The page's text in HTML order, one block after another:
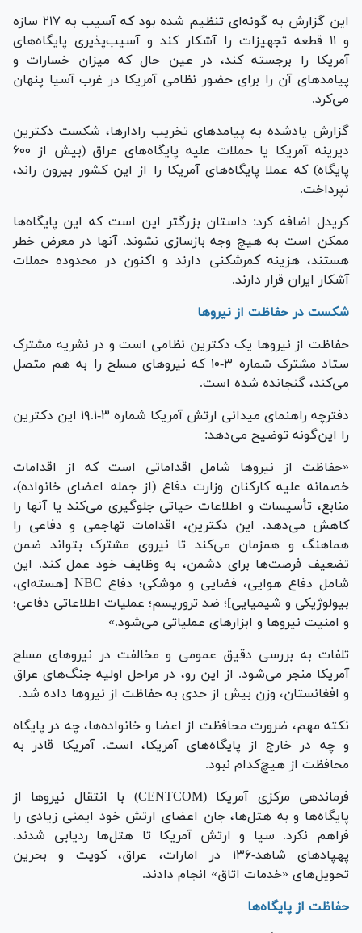
این گزارش به گونه‌ای تنظیم شده بود که آسیب به ۲۱۷ سازه
و ۱۱ قطعه تجهیزات را آشکار کند و آسیب‌پذیری پایگاه‌های
آمریکا را برجسته کند، در عین حال که میزان خسارات و
پیامد‌های آن را برای حضور نظامی آمریکا در غرب آسیا پنهان
می‌کرد.
گزارش یادشده به پیامد‌های تخریب رادارها، شکست دکترین
دیرینه آمریکا یا حملات علیه پایگاه‌های عراق (بیش از ۶۰۰
پایگاه) که عملا پایگاه‌های آمریکا را از این کشور بیرون راند،
نپرداخت.
کریدل اضافه کرد: داستان بزرگتر این است که این پایگاه‌ها
ممکن است به هیچ وجه بازسازی نشوند. آنها در معرض خطر
هستند، هزینه کمرشکنی دارند و اکنون در محدوده حملات
آشکار ایران قرار دارند.
شکست در حفاظت از نیرو‌ها
حفاظت از نیرو‌ها یک دکترین نظامی است و در نشریه مشترک
ستاد مشترک شماره ۳-۱۰ که نیرو‌های مسلح را به هم متصل
می‌کند، گنجانده شده است.
دفترچه راهنمای میدانی ارتش آمریکا شماره ۳-۱۹.۱ این دکترین
را این‌گونه توضیح می‌دهد:
«حفاظت از نیرو‌ها شامل اقداماتی است که از اقدامات
خصمانه علیه کارکنان وزارت دفاع (از جمله اعضای خانواده)،
منابع، تأسیسات و اطلاعات حیاتی جلوگیری می‌کند یا آنها را
کاهش می‌دهد. این دکترین، اقدامات تهاجمی و دفاعی را
هماهنگ و همزمان می‌کند تا نیروی مشترک بتواند ضمن
تضعیف فرصت‌ها برای دشمن، به وظایف خود عمل کند. این
شامل دفاع هوایی، فضایی و موشکی؛ دفاع NBC [هسته‌ای،
بیولوژیکی و شیمیایی]؛ ضد تروریسم؛ عملیات اطلاعاتی دفاعی؛
و امنیت نیرو‌ها و ابزار‌های عملیاتی می‌شود.»
تلفات به بررسی دقیق عمومی و مخالفت در نیرو‌های مسلح
آمریکا منجر می‌شود. از این رو، در مراحل اولیه جنگ‌های عراق
و افغانستان، وزن بیش از حدی به حفاظت از نیرو‌ها داده شد.
نکته مهم، ضرورت محافظت از اعضا و خانواده‌ها، چه در پایگاه
و چه در خارج از پایگاه‌های آمریکا، است. آمریکا قادر به
محافظت از هیچ‌کدام نبود.
فرماندهی مرکزی آمریکا (CENTCOM) با انتقال نیرو‌ها از
پایگاه‌ها و به هتل‌ها، جان اعضای ارتش خود ایمنی زیادی را
فراهم نکرد. سیا و ارتش آمریکا تا هتل‌ها ردیابی شدند.
پهپاد‌های شاهد-۱۳۶ در امارات، عراق، کویت و بحرین
تحویل‌های «خدمات اتاق» انجام دادند.
حفاظت از پایگاه‌ها